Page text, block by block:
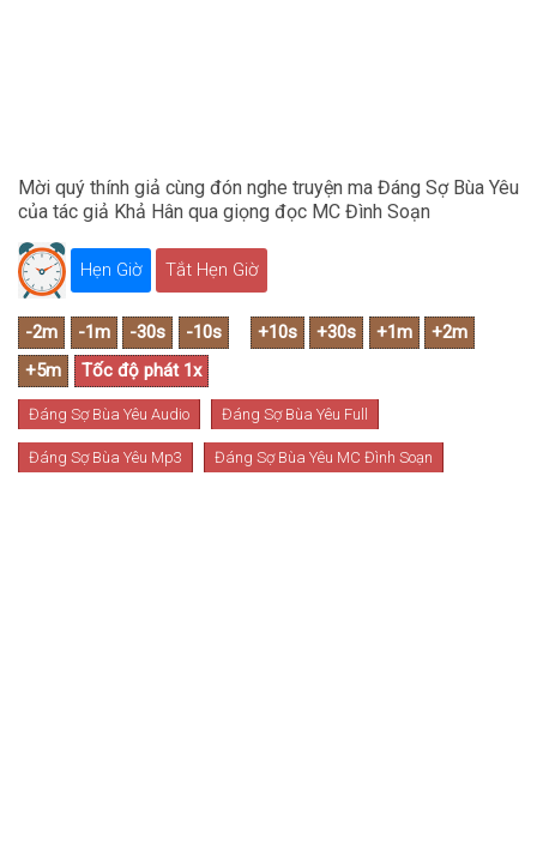
Mời quý thính giả cùng đón nghe truyện ma Đáng Sợ Bùa Yêu
của tác giả Khả Hân qua giọng đọc MC Đình Soạn
Hẹn Giờ Tắt Hẹn Giờ
Đáng Sợ Bùa Yêu Audio Đáng Sợ Bùa Yêu Full
Đáng Sợ Bùa Yêu Mp3 Đáng Sợ Bùa Yêu MC Đình Soạn